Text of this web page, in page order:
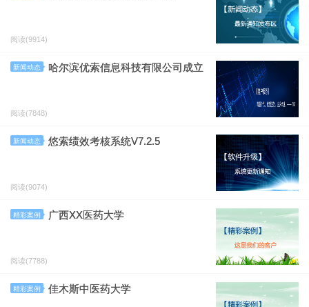
阅读(9914)
新闻动态 哈尔滨优索信息科技有限公司成立
阅读(7848)
新闻动态 悠索绩效考核系统V7.2.5
阅读(9074)
精彩案例 广西XX医药大学
阅读(7788)
精彩案例 佳木斯中医药大学